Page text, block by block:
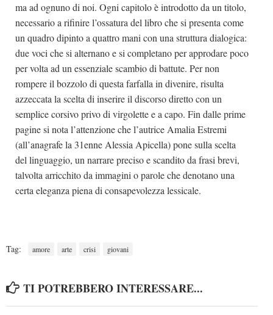
ma ad ognuno di noi. Ogni capitolo è introdotto da un titolo,
necessario a rifinire l’ossatura del libro che si presenta come
un quadro dipinto a quattro mani con una struttura dialogica:
due voci che si alternano e si completano per approdare poco
per volta ad un essenziale scambio di battute. Per non
rompere il bozzolo di questa farfalla in divenire, risulta
azzeccata la scelta di inserire il discorso diretto con un
semplice corsivo privo di virgolette e a capo. Fin dalle prime
pagine si nota l’attenzione che l’autrice Amalia Estremi
(all’anagrafe la 31enne Alessia Apicella) pone sulla scelta
del linguaggio, un narrare preciso e scandito da frasi brevi,
talvolta arricchito da immagini o parole che denotano una
certa eleganza piena di consapevolezza lessicale.
Tag: amore arte crisi giovani
TI POTREBBERO INTERESSARE...